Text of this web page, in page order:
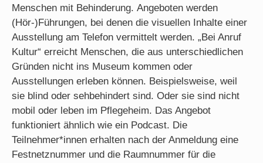
Menschen mit Behinderung. Angeboten werden
(Hör-)Führungen, bei denen die visuellen Inhalte einer
Ausstellung am Telefon vermittelt werden. „Bei Anruf
Kultur“ erreicht Menschen, die aus unterschiedlichen
Gründen nicht ins Museum kommen oder
Ausstellungen erleben können. Beispielsweise, weil
sie blind oder sehbehindert sind. Oder sie sind nicht
mobil oder leben im Pflegeheim. Das Angebot
funktioniert ähnlich wie ein Podcast. Die
Teilnehmer*innen erhalten nach der Anmeldung eine
Festnetznummer und die Raumnummer für die